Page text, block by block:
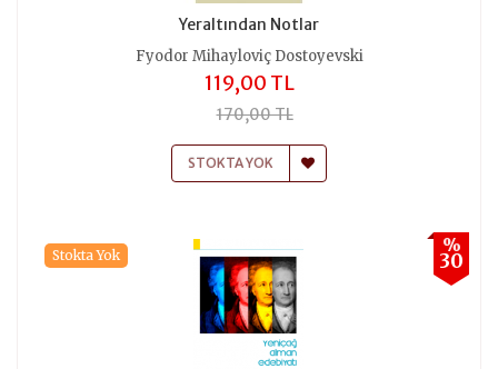
Yeraltından Notlar
Fyodor Mihayloviç Dostoyevski
119,00 TL
170,00 TL
STOKTA YOK
%
30
Stokta Yok